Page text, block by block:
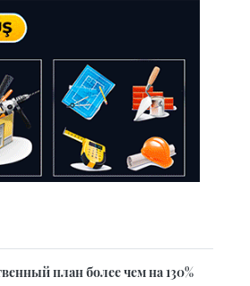
план более чем на 130%